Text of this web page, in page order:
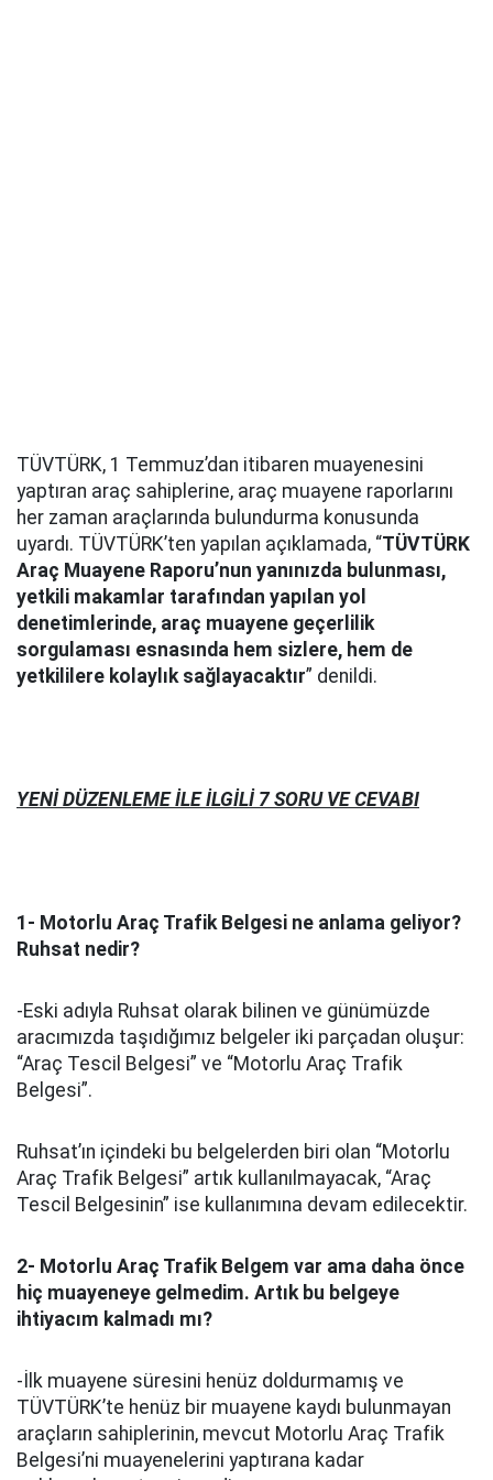
TÜVTÜRK, 1 Temmuz’dan itibaren muayenesini
yaptıran araç sahiplerine, araç muayene raporlarını
her zaman araçlarında bulundurma konusunda
uyardı. TÜVTÜRK’ten yapılan açıklamada, “TÜVTÜRK
Araç Muayene Raporu’nun yanınızda bulunması,
yetkili makamlar tarafından yapılan yol
denetimlerinde, araç muayene geçerlilik
sorgulaması esnasında hem sizlere, hem de
yetkililere kolaylık sağlayacaktır” denildi.
YENİ DÜZENLEME İLE İLGİLİ 7 SORU VE CEVABI
1- Motorlu Araç Trafik Belgesi ne anlama geliyor?
Ruhsat nedir?
-Eski adıyla Ruhsat olarak bilinen ve günümüzde
aracımızda taşıdığımız belgeler iki parçadan oluşur:
“Araç Tescil Belgesi” ve “Motorlu Araç Trafik
Belgesi”.
Ruhsat’ın içindeki bu belgelerden biri olan “Motorlu
Araç Trafik Belgesi” artık kullanılmayacak, “Araç
Tescil Belgesinin” ise kullanımına devam edilecektir.
2- Motorlu Araç Trafik Belgem var ama daha önce
hiç muayeneye gelmedim. Artık bu belgeye
ihtiyacım kalmadı mı?
-İlk muayene süresini henüz doldurmamış ve
TÜVTÜRK’te henüz bir muayene kaydı bulunmayan
araçların sahiplerinin, mevcut Motorlu Araç Trafik
Belgesi’ni muayenelerini yaptırana kadar